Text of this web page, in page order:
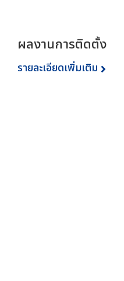
ผลงานการติดตั้ง
รายละเอียดเพิ่มเติม